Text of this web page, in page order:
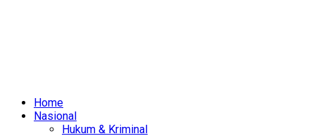
Home
Nasional
Hukum & Kriminal